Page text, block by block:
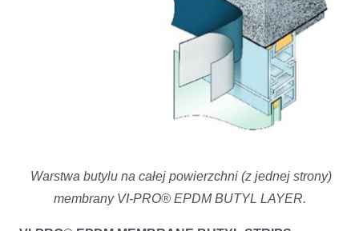
Warstwa butylu na całej powierzchni (z jednej strony)
membrany VI-PRO® EPDM BUTYL LAYER.